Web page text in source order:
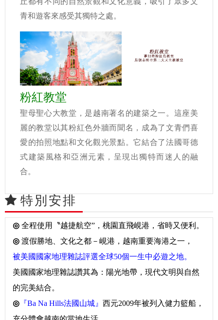
青和遊客來感受其獨特之處。
粉紅教堂
聖母聖心大教堂，是越南著名的建築之一。這座美
麗的教堂以其粉紅色外牆而聞名，成為了文青們喜
愛的拍照地點和文化觀光景點。它結合了法國哥德
式建築風格和亞洲元素，呈現出獨特而迷人的融
合。
特別安排
◎ 全程使用〝越捷航空”，桃園直飛峴港，省時又便利。
◎ 渡假勝地、文化之都－峴港，越南重要海港之一，
被美國國家地理雜誌評選全球50個一生中必遊之地。
美國國家地理雜誌讚其為：陽光地帶，現代文明與自然
的完美結合。
◎ 『Ba Na Hills法國山城』 西元2009年被列入健力籃船，